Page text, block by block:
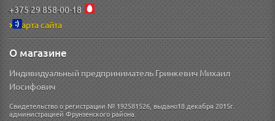
+375 29 858-00-18
Карта сайта
О магазине
Индивидуальный предприниматель Гринкевич Михаил
Иосифович
Свидетельство о регистрации № 192581526, выдано18 декабря 2015г.
администрацией Фрунзенского района.